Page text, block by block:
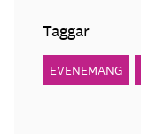
Taggar
EVENEMANG